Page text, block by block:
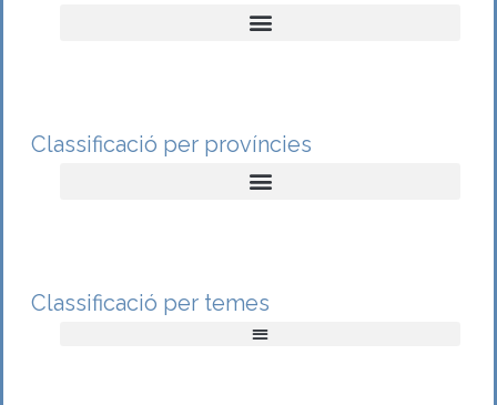
Classificació per províncies
Classificació per temes